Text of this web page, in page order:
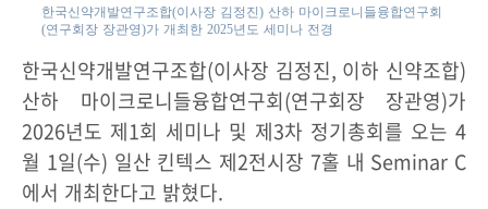
한국신약개발연구조합(이사장 김정진) 산하 마이크로니들융합연구회
(연구회장 장관영)가 개최한 2025년도 세미나 전경
한국신약개발연구조합(이사장 김정진, 이하 신약조합)
산하 마이크로니들융합연구회(연구회장 장관영)가
2026년도 제1회 세미나 및 제3차 정기총회를 오는 4
월 1일(수) 일산 킨텍스 제2전시장 7홀 내 Seminar C
에서 개최한다고 밝혔다.